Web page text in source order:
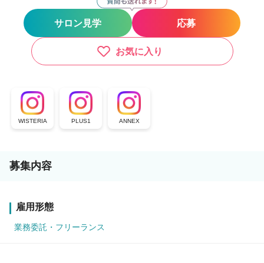
サロン見学 応募
お気に入り
WISTERIA PLUS1 ANNEX
募集内容
雇用形態
業務委託・フリーランス